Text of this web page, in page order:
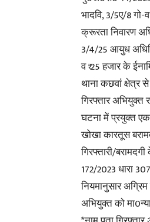
भादवि, 3/5ए/8 गो-
क्रूरता निवारण
3/4/25 आयुध
व ₹ 25 हजार के
थाना कछवां क्षेत्र
गिरफ्तार
घटना में प्रयुक्त
खोखा कारतूस
गिरफ्तारी/
172/2023 धारा
नियमानुसार अग्रिम
अभियुक्त को